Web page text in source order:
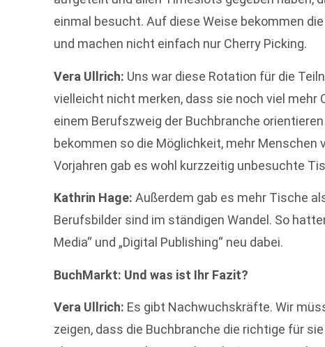
einmal besucht. Auf diese Weise bekommen
und machen nicht einfach nur Cherry Picking.
Vera Ullrich: Uns war diese Rotation für die
vielleicht nicht merken, dass sie noch viel mehr
einem Berufszweig der Buchbranche
bekommen so die Möglichkeit, mehr Menschen
Vorjahren gab es wohl kurzzeitig unbesuchte
Kathrin Hage: Außerdem gab es mehr Tische
Berufsbilder sind im ständigen Wandel. So
Media“ und „Digital Publishing“ neu dabei.
BuchMarkt: Und was ist Ihr Fazit?
Vera Ullrich: Es gibt Nachwuchskräfte. Wir
zeigen, dass die Buchbranche die richtige für